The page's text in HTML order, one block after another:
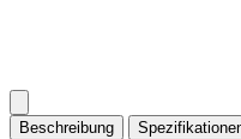
Beschreibung